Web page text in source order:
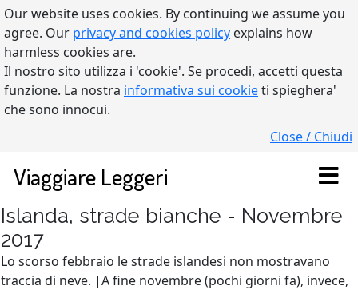
Our website uses cookies. By continuing we assume you
agree. Our privacy and cookies policy explains how
harmless cookies are.
Il nostro sito utilizza i 'cookie'. Se procedi, accetti questa
funzione. La nostra informativa sui cookieti spieghera'
che sono innocui.
Close / Chiudi
Viaggiare Leggeri
Islanda, strade bianche - Novembre
2017
Lo scorso febbraio le strade islandesi non mostravano
traccia di neve. |A fine novembre (pochi giorni fa), invece,